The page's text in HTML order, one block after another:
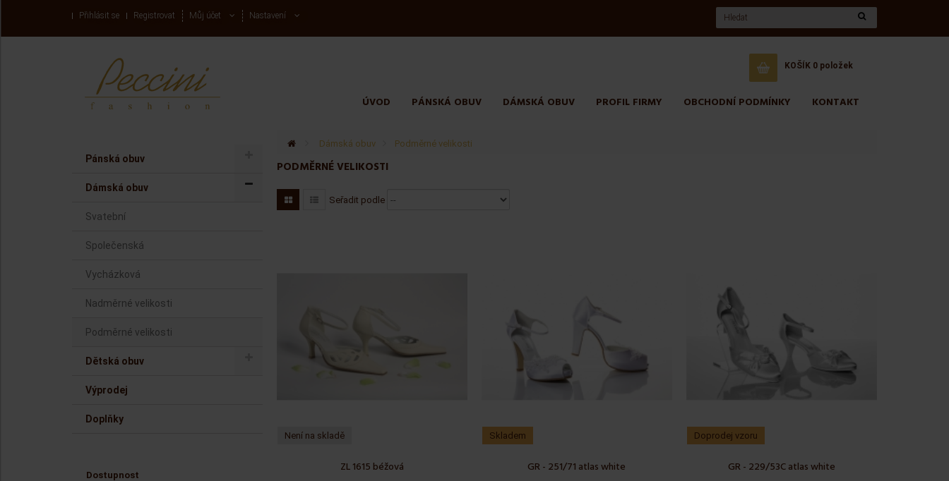
Přihlásit se Registrovat Můj účet
KOŠÍK 0 položek
Nastavení
ÚVOD PÁNSKÁ OBUV DÁMSKÁ OBUV PROFIL FIRMY OBCHODNÍ PODMÍNKY KONTAKT
Pánská obuv
Dámská obuv
Svatební
Společenská
Vycházková
Nadměrné velikosti
Podměrné velikosti
Dětská obuv
Výprodej
Doplňky
Dostupnost
Dámská obuv Podměrné velikosti
PODMĚRNÉ VELIKOSTI
Seřadit podle
ZL 1615 béžová
Není na skladě
GR - 251/71 atlas white
Skladem
GR - 229/53C atlas white
Doprodej vzoru